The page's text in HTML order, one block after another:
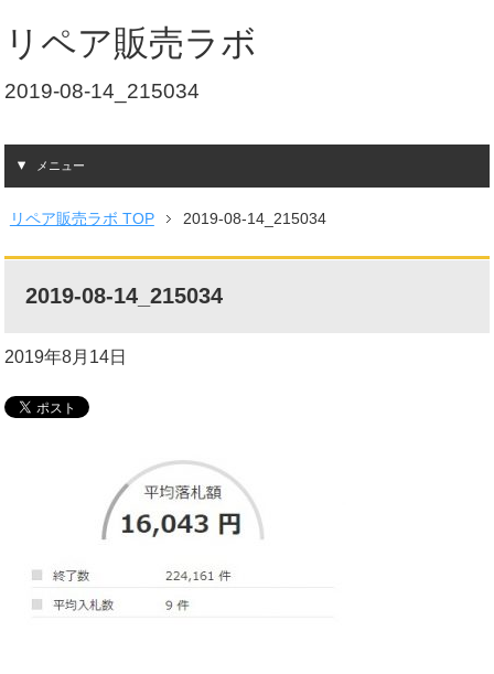
リペア販売ラボ
2019-08-14_215034
メニュー
リペア販売ラボ TOP 2019-08-14_215034
2019-08-14_215034
2019年8月14日